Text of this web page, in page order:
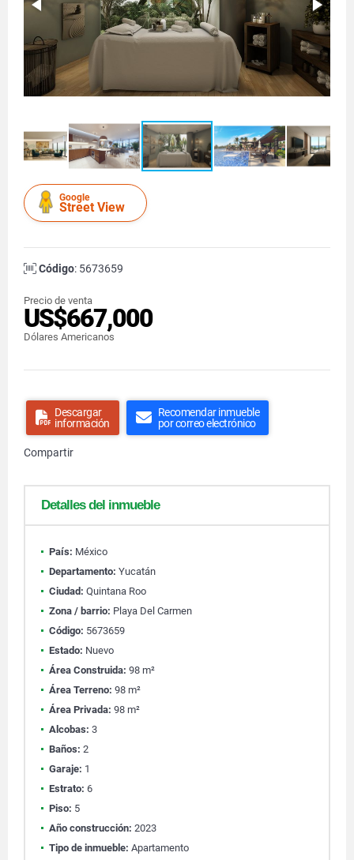
Google
Street View
Código: 5673659
Precio de venta
US$667,000
Dólares Americanos
Descargar
información
Recomendar inmueble
por correo electrónico
Compartir
Detalles del inmueble
País: México
Departamento: Yucatán
Ciudad: Quintana Roo
Zona / barrio: Playa Del Carmen
Código: 5673659
Estado: Nuevo
Área Construida: 98 m²
Área Terreno: 98 m²
Área Privada: 98 m²
Alcobas: 3
Baños: 2
Garaje: 1
Estrato: 6
Piso: 5
Año construcción: 2023
Tipo de inmueble: Apartamento